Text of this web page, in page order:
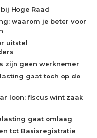
Hoge Raad
waarom je beter voor
uitstel
zijn geen werknemer
gaat toch op de
loon: fiscus wint zaak
gaat omlaag
tot Basisregistratie